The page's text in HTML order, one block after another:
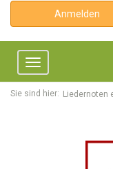
Anmelden
Toggle
navigation
Sie sind hier: Liedernoten